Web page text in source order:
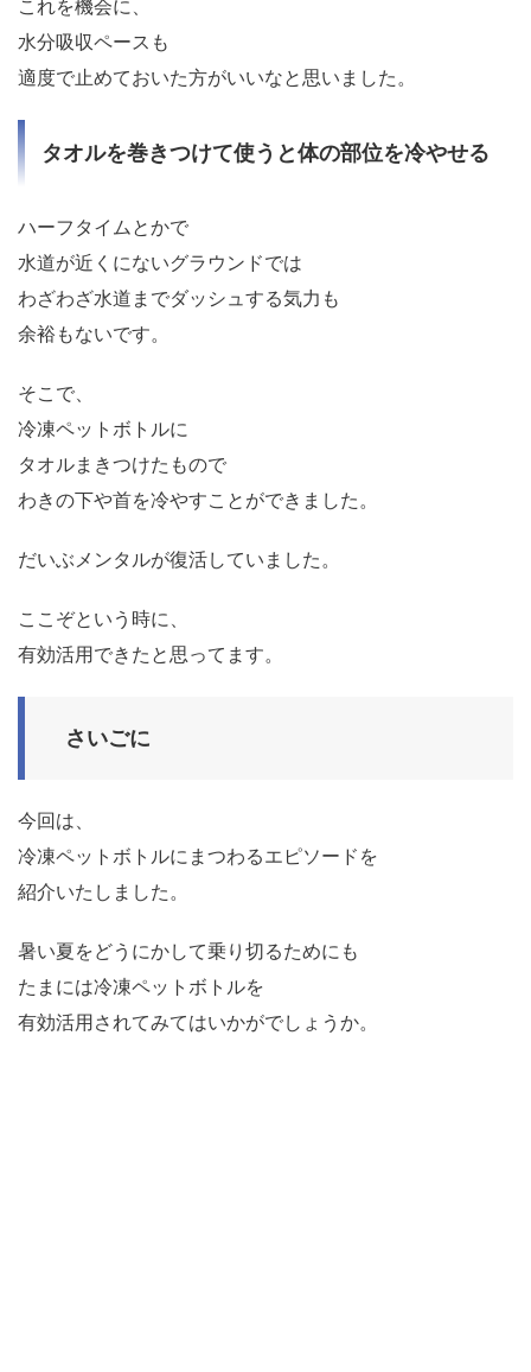
これを機会に、
水分吸収ペースも
適度で止めておいた方がいいなと思いました。
タオルを巻きつけて使うと体の部位を冷やせる
ハーフタイムとかで
水道が近くにないグラウンドでは
わざわざ水道までダッシュする気力も
余裕もないです。
そこで、
冷凍ペットボトルに
タオルまきつけたもので
わきの下や首を冷やすことができました。
だいぶメンタルが復活していました。
ここぞという時に、
有効活用できたと思ってます。
さいごに
今回は、
冷凍ペットボトルにまつわるエピソードを
紹介いたしました。
暑い夏をどうにかして乗り切るためにも
たまには冷凍ペットボトルを
有効活用されてみてはいかがでしょうか。